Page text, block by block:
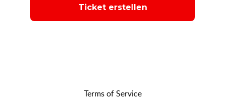
Ticket erstellen
Terms of Service